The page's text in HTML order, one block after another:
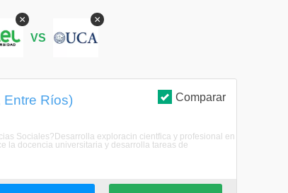
×
VS
×
Comparar
Ríos)
Sociales?Desarrolla exploracin cientfica y profesional en
la docencia universitaria y desarrolla tareas de